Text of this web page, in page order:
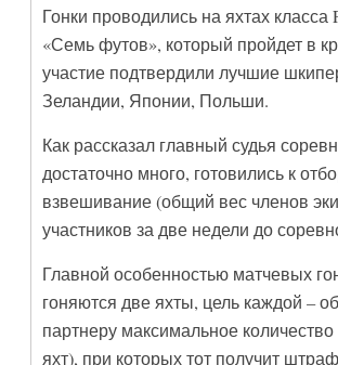
Гонки проводились на яхтах
«Семь футов», который пройдет в
участие подтвердили лучшие
Зеландии, Японии, Польши.
Как рассказал главный судья
достаточно много, готовились к
взвешивание (общий вес членов
участников за две недели до
Главной особенностью матчевых
гоняются две яхты, цель каждой –
партнеру максимальное
яхт), при которых тот получит